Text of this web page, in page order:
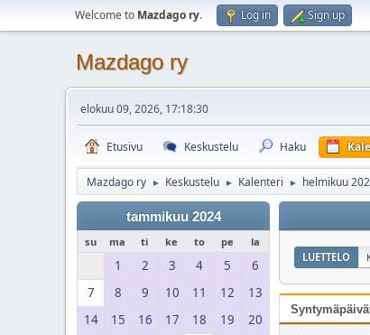
Welcome to Mazdago ry. Log in Sign up
Mazdago ry
elokuu 09, 2026, 17:18:30
Etusivu Keskustelu Haku
Mazdago ry ► Keskustelu ► Kalenteri ► helmikuu
tammikuu 2024
su ma ti ke to pe la
1 2 3 4 5
6
7
8 9 10 11 12
13
14
15 16 17 18 19
20
LUETTELO